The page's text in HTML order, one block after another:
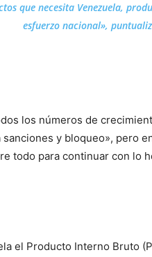
que necesita Venezuela,
esfuerzo nacional»,
los números de
y bloqueo», pero
todo para continuar con lo
el Producto Interno Bruto